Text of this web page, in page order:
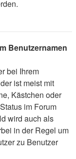
Benutzernamen
bei Ihrem
ist meist mit
Kästchen oder
im Forum
wird auch als
in der Regel um
zu Benutzer